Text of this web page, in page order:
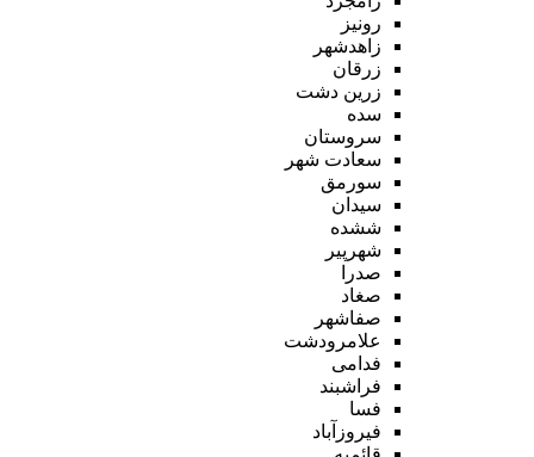
رونیز
زاهدشهر
زرقان
زرین دشت
سده
سروستان
سعادت شهر
سورمق
سیدان
ششده
شهرپیر
صدرا
صغاد
صفاشهر
علامرودشت
فدامی
فراشبند
فسا
فیروزآباد